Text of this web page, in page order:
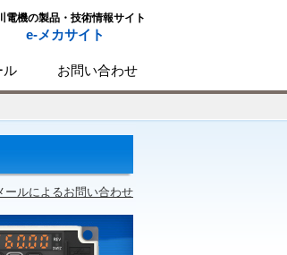
電機の製品・技術情報サイト
e-メカサイト
ル お問い合わせ
ールによるお問い合わせ